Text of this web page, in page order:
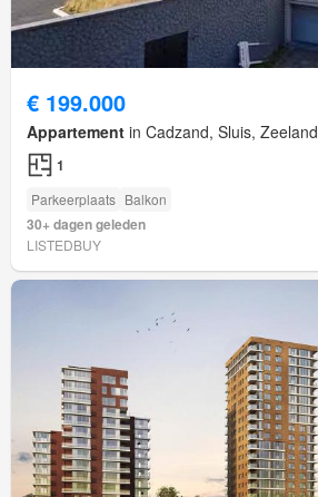
€ 199.000
Appartement in Cadzand, Sluis, Zeeland
1
Parkeerplaats Balkon
30+ dagen geleden
LISTEDBUY